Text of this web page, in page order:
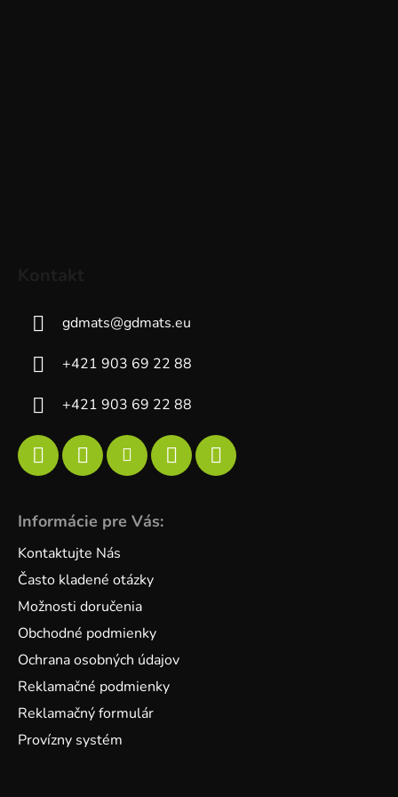
gdmats@gdmats.eu
+421 903 69 22 88
+421 903 69 22 88
Informácie pre Vás:
Kontaktujte Nás
Často kladené otázky
Možnosti doručenia
Obchodné podmienky
Ochrana osobných údajov
Reklamačné podmienky
Reklamačný formulár
Provízny systém